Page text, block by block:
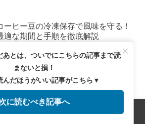
ーヒー豆の冷凍保存で風味を守る！
適な期間と手順を徹底解説
コーヒー豆の保存法！常温で風味を長
ちさせる秘訣とは？
サイドバー
×
あとは、ついでにこちらの記事まで読
まないと損！
んだほうがいい記事がこちら▼
に読むべき記事へ